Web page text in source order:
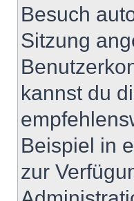
Besuch
Sitzung
kannst du
Beispiel in
zur